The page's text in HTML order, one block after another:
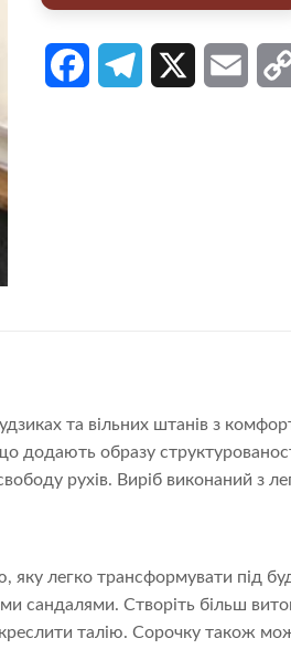
FacebookTelegram Email
та вільних штанів з
додають образу
рухів. Виріб виконаний з
легко трансформувати під
сандалями. Створіть більш
талію. Сорочку також